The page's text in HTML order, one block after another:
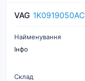
VAG 1K0919050AC
Найменування
Інфо
Склад